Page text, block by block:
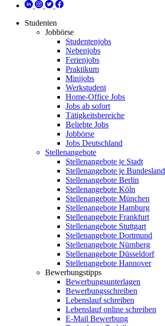
Studenten
Jobbörse
Studentenjobs
Nebenjobs
Ferienjobs
Praktikum
Minijobs
Werkstudent
Home-Office Jobs
Jobs ab sofort
Tätigkeitsbereiche
Beliebte Jobs
Jobbörse
Jobs Deutschland
Stellenangebote
Stellenangebote je Stadt
Stellenangebote je Bundesland
Stellenangebote Berlin
Stellenangebote Köln
Stellenangebote München
Stellenangebote Hamburg
Stellenangebote Frankfurt
Stellenangebote Stuttgart
Stellenangebote Dortmund
Stellenangebote Nürnberg
Stellenangebote Düsseldorf
Stellenangebote Hannover
Bewerbungstipps
Bewerbungsunterlagen
Bewerbungsschreiben
Lebenslauf schreiben
Lebenslauf online schreiben
E-Mail Bewerbung